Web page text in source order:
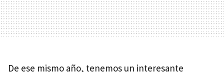
De ese mismo año, tenemos un interesante